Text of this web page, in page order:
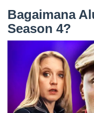
Bagaimana
Season 4?